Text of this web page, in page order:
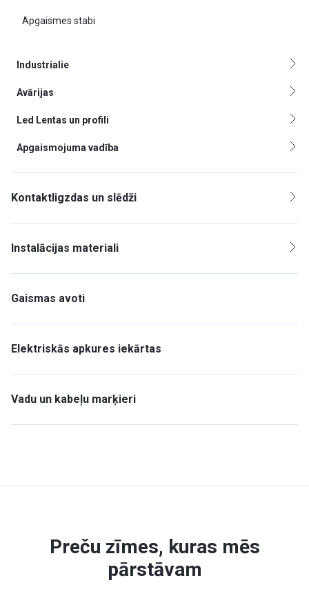
Apgaismes stabi
Industrialie
Avārijas
Led Lentas un profili
Apgaismojuma vadība
Kontaktligzdas un slēdži
Instalācijas materiali
Gaismas avoti
Elektriskās apkures iekārtas
Vadu un kabeļu marķieri
Preču zīmes, kuras mēs
pārstāvam